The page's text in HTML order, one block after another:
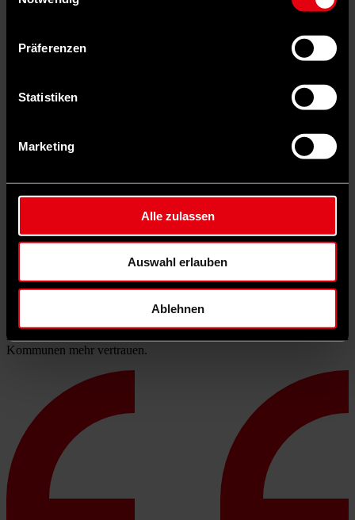
Präferenzen
Statistiken
Marketing
Alle zulassen
Auswahl erlauben
Ablehnen
Anstatt immer mehr Gesetze zu erlassen, sollte die Bundesebene den
Kommunen mehr vertrauen.